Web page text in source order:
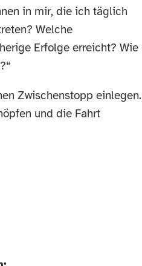
in mir, die ich täglich
Welche
Erfolge erreicht? Wie
Zwischenstopp einlegen.
und die Fahrt